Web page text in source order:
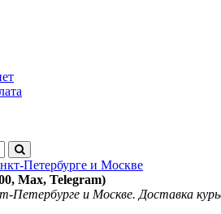
Max, Telegram)
Петербурге и Москве. Доставка